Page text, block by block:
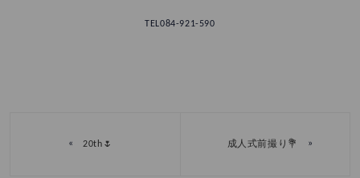
TEL084-921-590
« 20th🌷 成人式前撮り💐 »